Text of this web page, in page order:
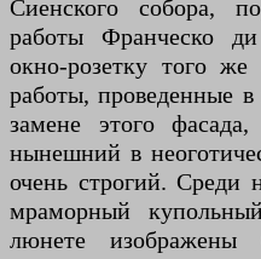
Сиенского собора,
работы Франческо
окно-розетку того же
работы, проведенные
замене этого
нынешний в
очень строгий. Среди
мраморный
люнете